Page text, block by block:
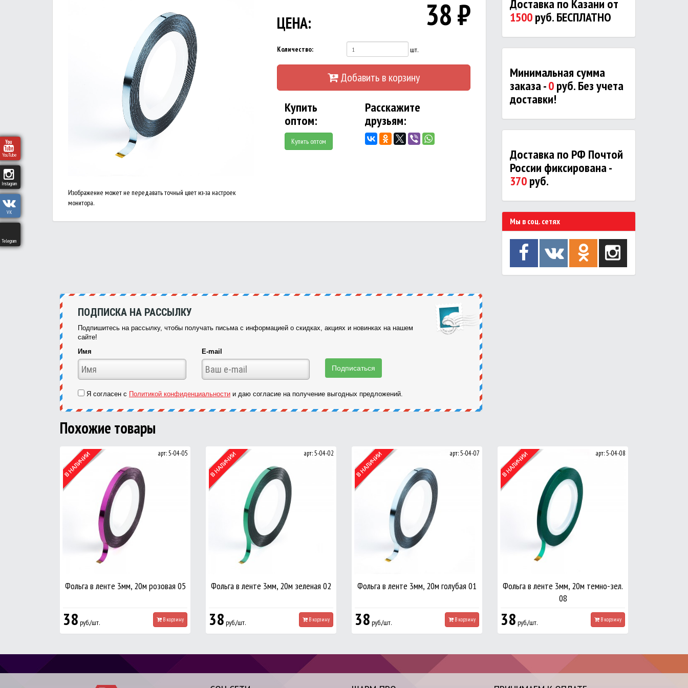
YouTube
Instagram
VK
Telegram
Изображение может не передавать точный цвет из-за настроек
монитора.
ЦЕНА: 38₽
Количество: шт.
Добавить в корзину
Купить
оптом:
Купить оптом
Расскажите
друзьям:
Доставка по Казани от
1500руб. БЕСПЛАТНО
Минимальная сумма
заказа -0руб. Без учета
доставки!
Доставка по РФ Почтой
России фиксирована -
370руб.
Мы в соц. сетях
ПОДПИСКА НА РАССЫЛКУ
Подпишитесь на рассылку, чтобы получать письма с информацией о скидках, акциях и новинках на нашем
сайте!
Имя
E-mail
Я согласен с Политикой конфиденциальности и даю согласие на получение выгодных предложений.
Похожие товары
арт: 5-04-05
Фольга в ленте 3мм, 20м розовая 05
38 руб./шт. В корзину
арт: 5-04-02
Фольга в ленте 3мм, 20м зеленая 02
38 руб./шт. В корзину
арт: 5-04-07
Фольга в ленте 3мм, 20м голубая 01
38 руб./шт. В корзину
арт: 5-04-08
Фольга в ленте 3мм, 20м темно-зел.
08
38 руб./шт. В корзину